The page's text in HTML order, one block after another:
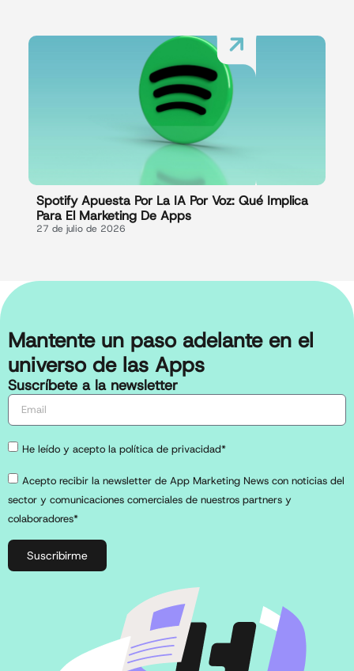
Spotify Apuesta Por La IA Por Voz: Qué Implica
Para El Marketing De Apps
27 de julio de 2026
Mantente un paso adelante en el
universo de las Apps
Suscríbete a la newsletter
He leído y acepto la política de privacidad*
Acepto recibir la newsletter de App Marketing News con noticias del
sector y comunicaciones comerciales de nuestros partners y
colaboradores*
Suscribirme